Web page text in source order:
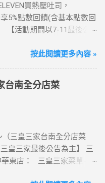
💰 ·活動詳情：好康優惠看
惠】 ·eSIM ibon 購買教學
全球上網首選，速度穩
歐洲、土耳其 熱門地區通
等待超便利 ✈️ 180天彈性開
兩人用，享受出國網路自
一送一 eSIM適用機型： ※
援 eSIM 功能。 ●不支援鎖
者客製機、網路分享器、
手機。 【Apple】（執
買熱壓吐司，
5%點數回饋(含基本點數回
【活動期間以7-11最後公
到7-ELEVEN買熱壓吐司
】
emap.aspx# 小編推
回購 注意事項 1.本優惠不得
品數量以各門市實際可販
間OPENPOINT會員需報
按此閱讀更多內容 »
台南全分店菜
（三皇三家台南全分店菜
皇三家最後公告為主】 三
華東店： 三皇三家菜單-台